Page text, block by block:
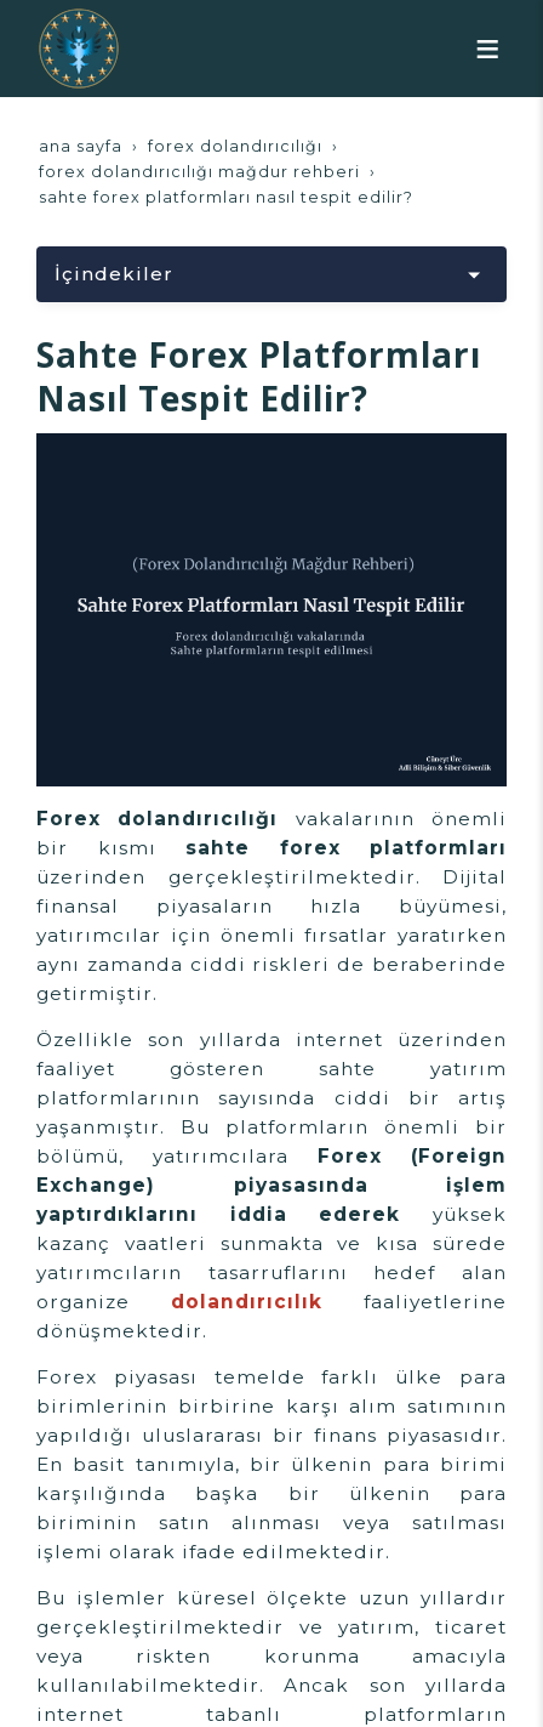
ana sayfa
forex dolandırıcılığı
forex dolandırıcılığı mağdur rehberi
sahte forex platformları nasıl tespit edilir?
İçindekiler
Sahte Forex Platformları
Nasıl Tespit Edilir?
Forex dolandırıcılığı vakalarının önemli
bir kısmı sahte forex platformları
üzerinden gerçekleştirilmektedir. Dijital
finansal piyasaların hızla büyümesi,
yatırımcılar için önemli fırsatlar yaratırken
aynı zamanda ciddi riskleri de beraberinde
getirmiştir.
Özellikle son yıllarda internet üzerinden
faaliyet gösteren sahte yatırım
platformlarının sayısında ciddi bir artış
yaşanmıştır. Bu platformların önemli bir
bölümü, yatırımcılara Forex (Foreign
Exchange) piyasasında işlem
yaptırdıklarını iddia ederek yüksek
kazanç vaatleri sunmakta ve kısa sürede
yatırımcıların tasarruflarını hedef alan
organize dolandırıcılık faaliyetlerine
dönüşmektedir.
Forex piyasası temelde farklı ülke para
birimlerinin birbirine karşı alım satımının
yapıldığı uluslararası bir finans piyasasıdır.
En basit tanımıyla, bir ülkenin para birimi
karşılığında başka bir ülkenin para
biriminin satın alınması veya satılması
işlemi olarak ifade edilmektedir.
Bu işlemler küresel ölçekte uzun yıllardır
gerçekleştirilmektedir ve yatırım, ticaret
veya riskten korunma amacıyla
kullanılabilmektedir. Ancak son yıllarda
internet tabanlı platformların